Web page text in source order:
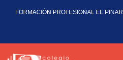
FORMACIÓN PROFESIONAL EL PINAR